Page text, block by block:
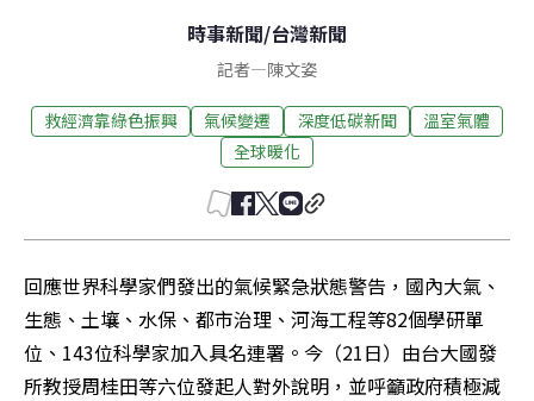
時事新聞/台灣新聞
記者—陳文姿
救經濟靠綠色振興 氣候變遷 深度低碳新聞
溫室氣體
全球暖化
回應世界科學家們發出的氣候緊急狀態警告，國內大氣、
生態、土壤、水保、都市治理、河海工程等82個學研單
位、143位科學家加入具名連署。今（21日）由台大國發
所教授周桂田等六位發起人對外說明，並呼籲政府積極減